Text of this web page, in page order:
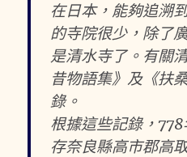
在日本，能夠追溯
的寺院很少，除了
是清水寺了。有關
昔物語集》及《扶
錄。
根據這些記錄，
存奈良縣高市郡高